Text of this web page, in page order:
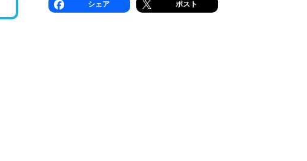
シェア ポスト